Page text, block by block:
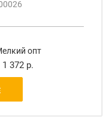
опт
1 372 р.